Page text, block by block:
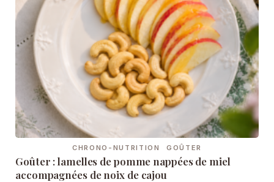
CHRONO-NUTRITION GOÛTER
Goûter : lamelles de pomme nappées de miel
accompagnées de noix de cajou